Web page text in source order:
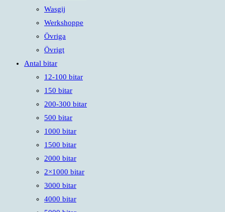
Wasgij
Werkshoppe
Övriga
Övrigt
Antal bitar
12-100 bitar
150 bitar
200-300 bitar
500 bitar
1000 bitar
1500 bitar
2000 bitar
2×1000 bitar
3000 bitar
4000 bitar